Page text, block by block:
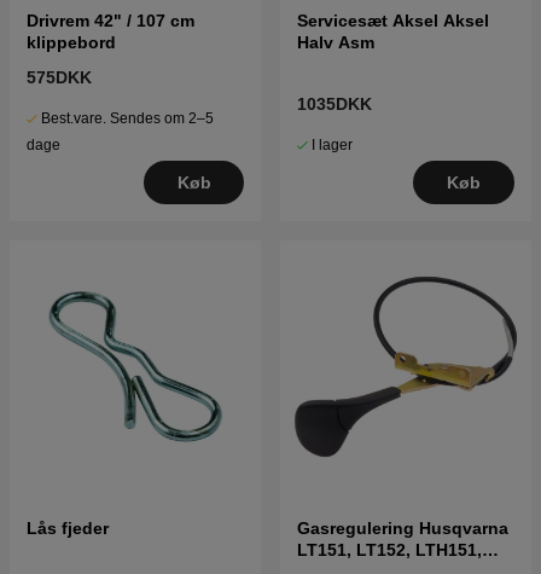
Drivrem 42" / 107 cm
klippebord
575DKK
Best.vare. Sendes om 2–5
dage
Køb
Servicesæt Aksel Aksel
Halv Asm
1035DKK
I lager
Køb
Lås fjeder
Gasregulering Husqvarna
LT151, LT152, LTH151,